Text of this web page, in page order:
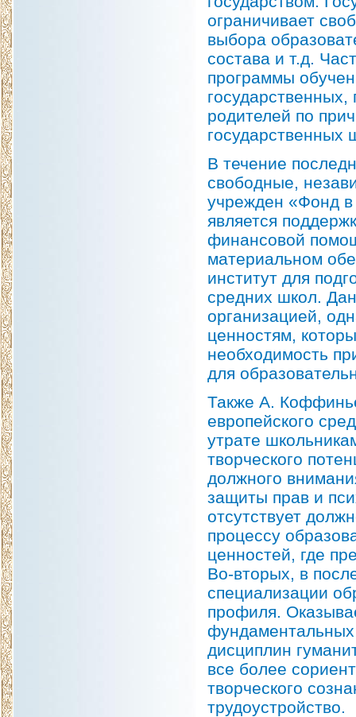
ограничивает
выбора
состава и т.д.
программы
родителей по
государственных
В течение
свободные,
учрежден «Фонд
является
финансовой
материальном
институт для
средних школ.
организацией,
ценностям,
необходимость
для
Также А.
европейского
утрате
творческого
должного
защиты прав и
отсутствует
процессу
ценностей, где
Во-вторых, в
специализации
профиля.
фундаментальных
дисциплин
все более
творческого
трудоустройство.